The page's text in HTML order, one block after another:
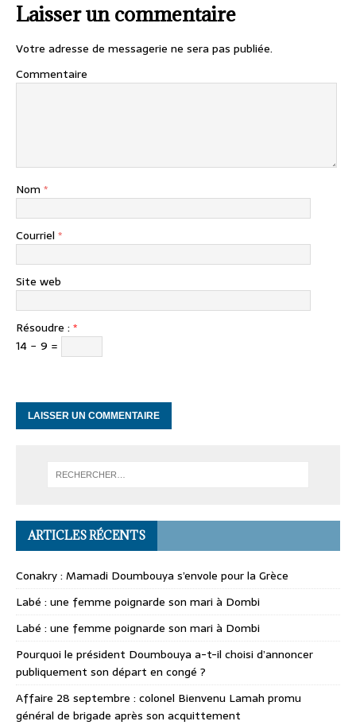
Laisser un commentaire
Votre adresse de messagerie ne sera pas publiée.
Commentaire
Nom *
Courriel *
Site web
Résoudre : *
14 − 9 =
ARTICLES RÉCENTS
Conakry : Mamadi Doumbouya s’envole pour la Grèce
Labé : une femme poignarde son mari à Dombi
Labé : une femme poignarde son mari à Dombi
Pourquoi le président Doumbouya a-t-il choisi d’annoncer
publiquement son départ en congé ?
Affaire 28 septembre : colonel Bienvenu Lamah promu
général de brigade après son acquittement